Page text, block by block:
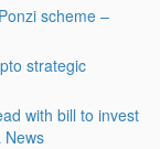
scheme –
strategic
with bill to invest
News